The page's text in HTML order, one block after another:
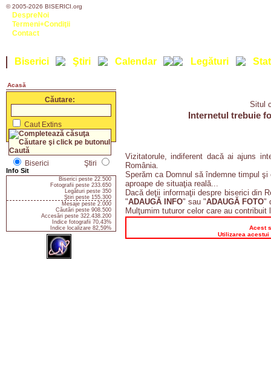
© 2005-2026 BISERICI.org
DespreNoi
Termeni+Condiţii
Contact
Biserici Ştiri Calendar Legături
Acasă
Căutare:
Caut Extins
Biserici
Ştiri
Info Sit
Biserici peste 22.500
Fotografii peste 233.650
Legături peste 350
Ştiri peste 155.300
Mesaje peste 2.000
Căutări peste 908.500
Accesări peste 322.438.200
Indice fotografii 70,43%
Indice localizare 82,59%
Situl
Internetul trebuie
Vizitatorule, indiferent dacă ai ajuns
România.
Sperăm ca Domnul să îndemne timpul
aproape de situaţia reală...
Dacă deţii informaţii despre biserici din
"ADAUGĂ INFO" sau "ADAUGĂ FOTO"
Mulţumim tuturor celor care au
Acest
Utilizarea